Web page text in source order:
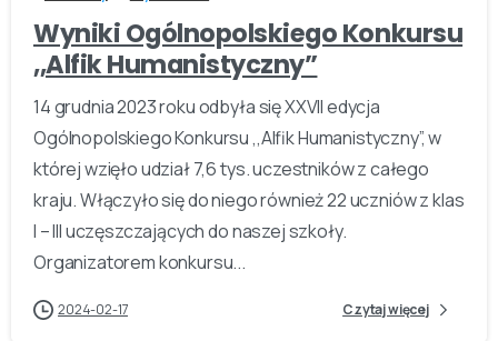
Wyniki Ogólnopolskiego Konkursu
,,Alfik Humanistyczny”
14 grudnia 2023 roku odbyła się XXVII edycja
Ogólnopolskiego Konkursu ,,Alfik Humanistyczny”, w
której wzięło udział 7,6 tys. uczestników z całego
kraju. Włączyło się do niego również 22 uczniów z klas
I – III uczęszczających do naszej szkoły.
Organizatorem konkursu...
2024-02-17 Czytaj więcej